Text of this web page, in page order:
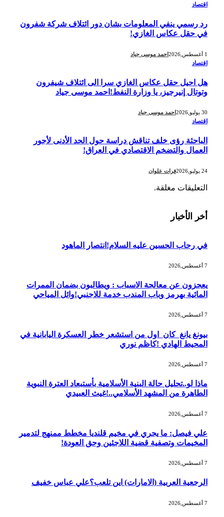
اقتصاد
رد رسمي ينفي المعلومات بشان دور ائتلاف شركة شفرون
في حقل عكاس الغازي!
احمد موسى جياد
اقتصاد
هل احيل حقل عكاس الغازي سرا الى ائتلاف شيفرون
وتوتال إنيرجيز، يا وزارة النفط!احمد موسى جياد
30 يوليو,2026 احمد موسى جياد
اقتصاد
الباحثة رؤى خلف تناقش دراسة حول الحد الأدنى لأجور
العمال والتضخم الاقتصادي في العراق!
24 يوليو,2026 فرات علوان
التعليقات مغلقة.
أخر الأخبار
في رحاب الحسين عليه السلام!انتصار الماهود
يعجزون عن معالجة الاسباب : ويطالبون بضمان الممرات
المائية بهرمز وباب المندب خدمة للاجنبي!وائل المياحي
بيونغ يانغ كان اول من استشعر خطر العسكرة اليابانية في
المحيط الهادي !كاظم نوري
ماذا لو..تحليل حالة البنية الأسلامية بأستبعاد العترة النبوية
الطاهرة من المشهد الأسلامي..!غيث العبيدي
علي فيصل: ما يجري في مخيم قلنديا مخطط ممنهج لتدمير
المخيمات وتصفية قضية اللاجئين وحق العودة!
الرجعية العربية (الامارات) اين تلعب؟علي عباس خفيف